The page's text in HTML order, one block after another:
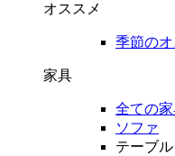
オススメ
季節のオ
家具
全ての
ソファ
テーブ